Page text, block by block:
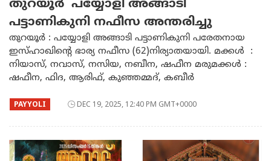
തുറയൂർ പയ്യോളി അങ്ങാടി
പട്ടാണികുനി നഫീസ അന്തരിച്ചു
തുറയൂർ : പയ്യോളി അങ്ങാടി പട്ടാണികുനി പരേതനായ
ഇസ്‌ഹാഖിന്റെ ഭാര്യ നഫീസ (62)നിര്യാതയായി. മക്കൾ :
നിയാസ്, നവാസ്, നസിയ, നബീന, ഷഫീന മരുമക്കൾ :
ഷഫീന, ഫിദ, ആരിഫ്, കുഞ്ഞമ്മദ്, കബീർ
PAYYOLI DEC 19, 2025, 12:40 PM GMT+0000